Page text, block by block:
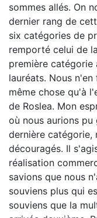
sommes allés. On
dernier rang de
six catégories de
remporté celui de
première
lauréats. Nous
même chose qu'à
de Roslea. Mon
où nous aurions pu
dernière catégorie,
découragés. Il
réalisation
savions que nous
souviens plus qui
souviens que la